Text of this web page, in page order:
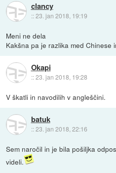
clancy
::23. jan 2018, 19:19
Meni ne dela
Kakšna pa je razlika med Chinese
Okapi
::23. jan 2018, 19:28
V škatli in navodilih v angleščini.
batuk
::23. jan 2018, 22:16
Sem naročil in je bila pošiljka
videli.